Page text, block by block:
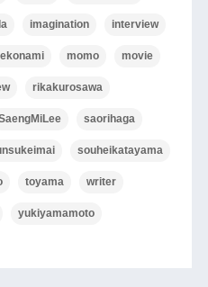
imagination interview
momo movie
rikakurosawa
saorihaga
souheikatayama
toyama writer
yukiyamamoto